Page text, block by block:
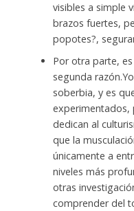
visibles a simple
brazos fuertes,
popotes?,
Por otra parte,
segunda
soberbia, y es
experimentados,
dedican al
que la
únicamente a
niveles más
otras
comprender del